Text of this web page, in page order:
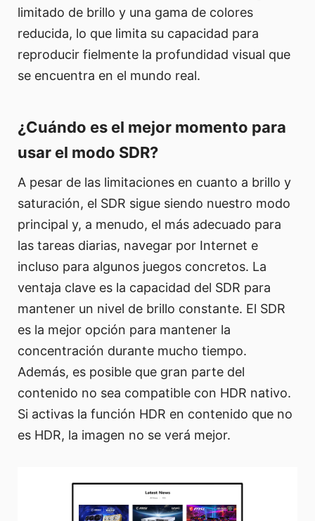
limitado de brillo y una gama de colores
reducida, lo que limita su capacidad para
reproducir fielmente la profundidad visual que
se encuentra en el mundo real.
¿Cuándo es el mejor momento para
usar el modo SDR?
A pesar de las limitaciones en cuanto a brillo y
saturación, el SDR sigue siendo nuestro modo
principal y, a menudo, el más adecuado para
las tareas diarias, navegar por Internet e
incluso para algunos juegos concretos. La
ventaja clave es la capacidad del SDR para
mantener un nivel de brillo constante. El SDR
es la mejor opción para mantener la
concentración durante mucho tiempo.
Además, es posible que gran parte del
contenido no sea compatible con HDR nativo.
Si activas la función HDR en contenido que no
es HDR, la imagen no se verá mejor.